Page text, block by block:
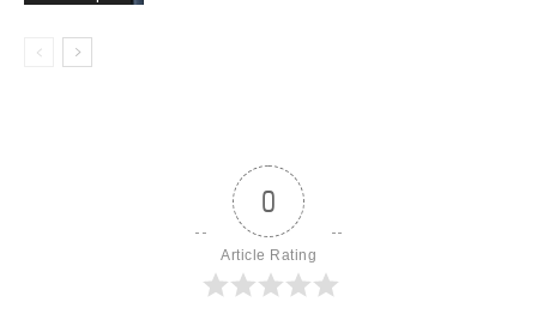
0
Article Rating